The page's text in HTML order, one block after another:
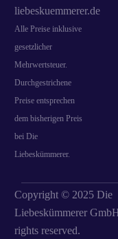
liebeskuemmerer.de
Alle Preise inklusive
gesetzlicher
Mehrwertsteuer.
Durchgestrichene
Preise entsprechen
dem bisherigen Preis
bei Die
Liebeskümmerer.
Copyright © 2025 Die
Liebeskümmerer
rights reserved.